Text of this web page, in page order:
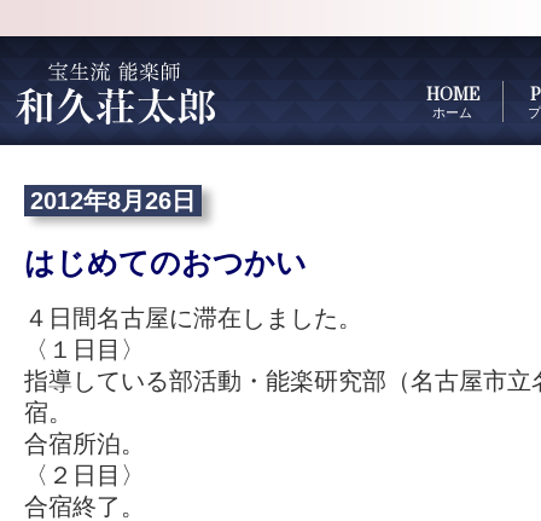
HOME
ホーム
2012年8月26日
はじめてのおつかい
４日間名古屋に滞在しました。
〈１日目〉
指導している部活動・能楽研究部（名古屋市立
宿。
合宿所泊。
〈２日目〉
合宿終了。